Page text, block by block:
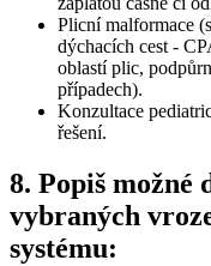
Plicní malformace
dýchacích cest -
oblastí plic,
případech).
Konzultace
řešení.
8. Popiš možné
vybraných
systému: